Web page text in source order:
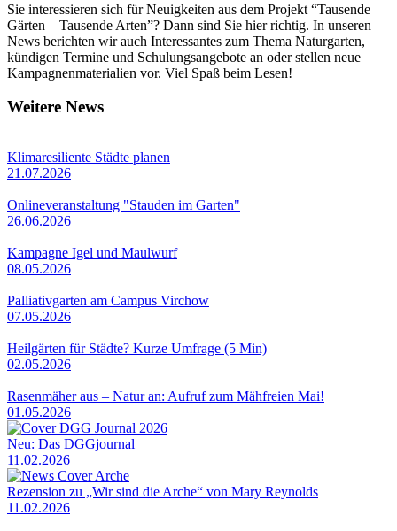
Sie interessieren sich für Neuigkeiten aus dem Projekt “Tausende
Gärten – Tausende Arten”? Dann sind Sie hier richtig. In unseren
News berichten wir auch Interessantes zum Thema Naturgarten,
kündigen Termine und Schulungsangebote an oder stellen neue
Kampagnenmaterialien vor. Viel Spaß beim Lesen!
Weitere News
Klimaresiliente Städte planen
21.07.2026
Onlineveranstaltung "Stauden im Garten"
26.06.2026
Kampagne Igel und Maulwurf
08.05.2026
Palliativgarten am Campus Virchow
07.05.2026
Heilgärten für Städte? Kurze Umfrage (5 Min)
02.05.2026
Rasenmäher aus – Natur an: Aufruf zum Mähfreien Mai!
01.05.2026
Neu: Das DGGjournal
11.02.2026
Rezension zu „Wir sind die Arche“ von Mary Reynolds
11.02.2026